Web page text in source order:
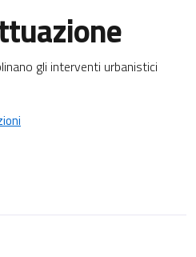
gli interventi urbanistici